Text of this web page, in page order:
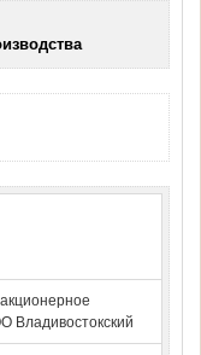
Владивостокский